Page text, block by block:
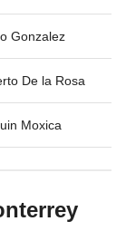
Gonzalez
De la Rosa
Moxica